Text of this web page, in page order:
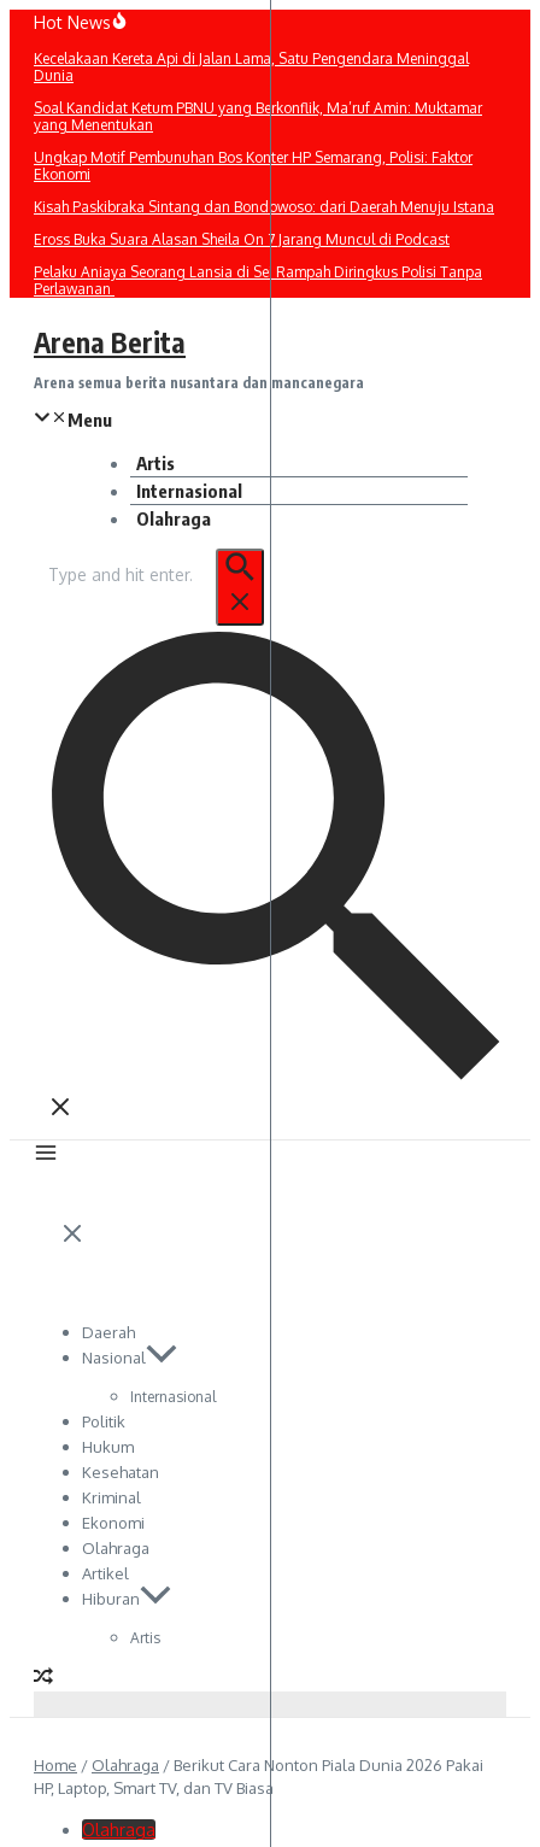
Lewati
konten
Hot News
Kecelakaan Kereta Api di Jalan Lama, Satu Pengendara Meninggal
Dunia
Soal Kandidat Ketum PBNU yang Berkonflik, Ma’ruf Amin: Muktamar
yang Menentukan
Ungkap Motif Pembunuhan Bos Konter HP Semarang, Polisi: Faktor
Ekonomi
Kisah Paskibraka Sintang dan Bondowoso: dari Daerah Menuju Istana
Eross Buka Suara Alasan Sheila On 7 Jarang Muncul di Podcast
Pelaku Aniaya Seorang Lansia di Sei Rampah Diringkus Polisi Tanpa
Perlawanan
Arena Berita
Arena semua berita nusantara dan mancanegara
Menu
Artis
Internasional
Olahraga
untuk:
Daerah
Nasional
Internasional
Politik
Hukum
Kesehatan
Kriminal
Ekonomi
Olahraga
Artikel
Hiburan
Artis
Home / Olahraga / Berikut Cara Nonton Piala Dunia 2026 Pakai
HP, Laptop, Smart TV, dan TV Biasa
Olahraga